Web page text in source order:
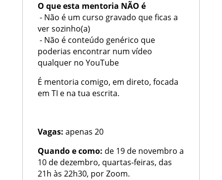
O que esta mentoria NÃO é
- Não é um curso gravado que ficas a
ver sozinho(a)
- Não é conteúdo genérico que
poderias encontrar num vídeo
qualquer no YouTube
É mentoria comigo, em direto, focada
em TI e na tua escrita.
Vagas: apenas 20
Quando e como: de 19 de novembro a
10 de dezembro, quartas-feiras, das
21h às 22h30, por Zoom.